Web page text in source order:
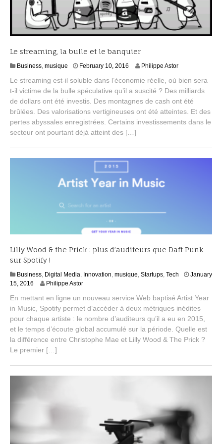
Le streaming, la bulle et le banquier
Business, musique February 10, 2016
r
c
h
1
2
Philippe Astor
Le streaming est-il soluble dans l’économie réelle, où bien sera
t-il victime de la bulle spéculative qu’il a suscité ? Des milliards
de dollars ont été investis. Des montagnes de cash ont été
brûlées. Des valorisations vertigineuses ont été atteintes. Et des
pertes abyssales enregistrées. Certains investissements dans le
secteur ont pourtant déjà atteint des […]
Lilly Wood & the Prick : plus d’auditeurs que Daft Punk
sur Spotify !
Business Digital Media Innovation musique Startups Tech
January
15, 2016
n
u
a
r
7
Philippe Astor
En mettant en ligne un nouveau service Web baptisé Artist Year
in Music, Spotify permet d’accéder à deux métriques inédites
pour chaque artiste : le nombre d’auditeurs qu’il a eu en 2015,
et le temps d’écoute global accumulé sur la période. Quelle est
la différence entre Christophe Mae et Lilly Wood & The Prick ?
Le premier […]